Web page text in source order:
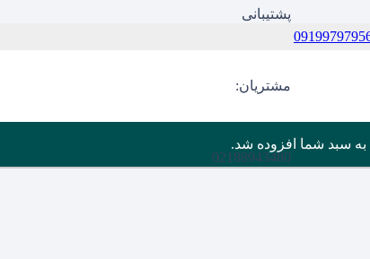
پشتیبانی
مشتریان:
02188943480
به سبد شما افزوده شد.